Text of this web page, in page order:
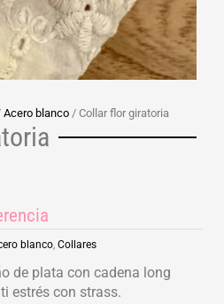
Acero blanco / Collar flor giratoria
blanco ,Collares
de plata con cadena long
estrés con strass.